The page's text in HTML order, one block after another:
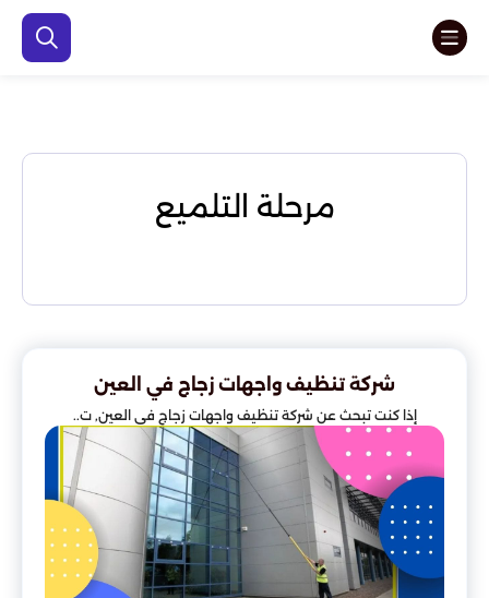
مرحلة التلميع
شركة تنظيف واجهات زجاج في العين
إذا كنت تبحث عن شركة تنظيف واجهات زجاج في العين, ت..